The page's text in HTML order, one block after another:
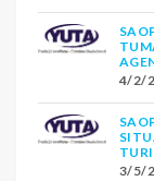
4/2/
3/5/